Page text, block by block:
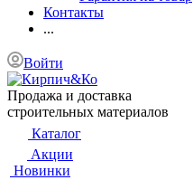
Контакты
...
Войти
Продажа и доставка
строительных материалов
Каталог
Акции
Новинки